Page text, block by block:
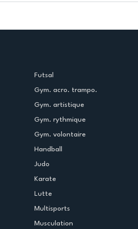
termine la saison en
Futsal
Gym. acro. trampo.
Gym. artistique
Gym. rythmique
Gym. volontaire
Handball
Judo
Karate
Lutte
Multisports
Musculation